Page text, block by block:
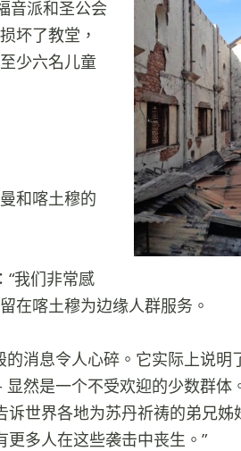
音派和圣公会
坏了教堂，
少六名儿童
和喀土穆的
“我们非常感
在喀土穆为边缘人群服务。
的消息令人心碎。它实际上说明
显然是一个不受欢迎的少数群体
诉世界各地为苏丹祈祷的弟兄姊
更多人在这些袭击中丧生。”